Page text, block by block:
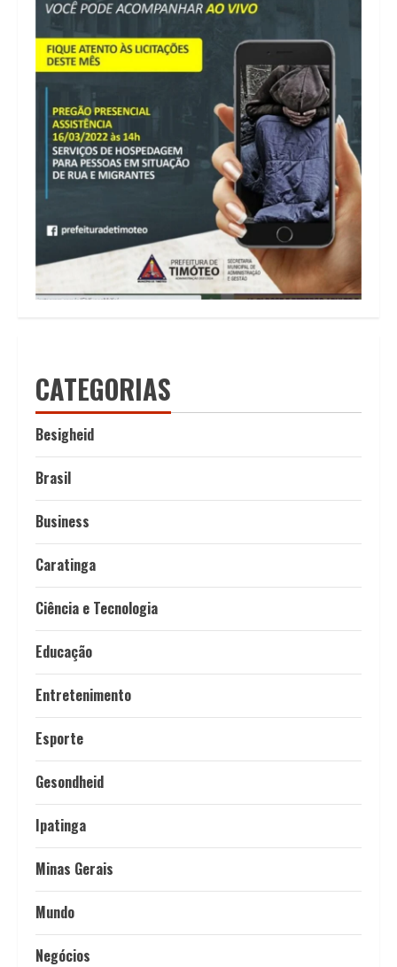
CATEGORIAS
Besigheid
Brasil
Business
Caratinga
Ciência e Tecnologia
Educação
Entretenimento
Esporte
Gesondheid
Ipatinga
Minas Gerais
Mundo
Negócios